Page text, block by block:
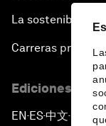
La sostenibilidad
Carreras
Ediciones en
EN ▪ES▪中文▪ 日本語